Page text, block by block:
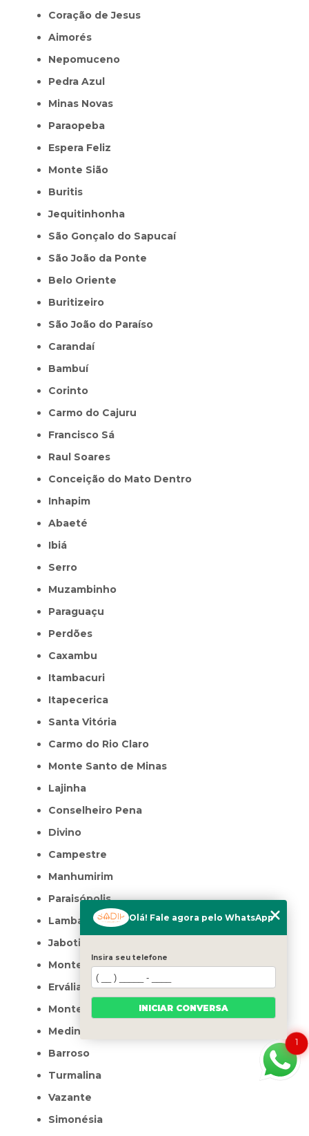
Coração de Jesus
Aimorés
Nepomuceno
Pedra Azul
Minas Novas
Paraopeba
Espera Feliz
Monte Sião
Buritis
Jequitinhonha
São Gonçalo do Sapucaí
São João da Ponte
Belo Oriente
Buritizeiro
São João do Paraíso
Carandaí
Bambuí
Corinto
Carmo do Cajuru
Francisco Sá
Raul Soares
Conceição do Mato Dentro
Inhapim
Abaeté
Ibiá
Serro
Muzambinho
Paraguaçu
Perdões
Caxambu
Itambacuri
Itapecerica
Santa Vitória
Carmo do Rio Claro
Monte Santo de Minas
Lajinha
Conselheiro Pena
Divino
Campestre
Manhumirim
Paraisópolis
Lambari
Jaboticatubas
Monte Azul
Ervália
Monte Alegre de Minas
Medina
Barroso
Turmalina
Vazante
Simonésia
1
Olá! Fale agora pelo WhatsApp
Insira seu telefone
INICIAR CONVERSA